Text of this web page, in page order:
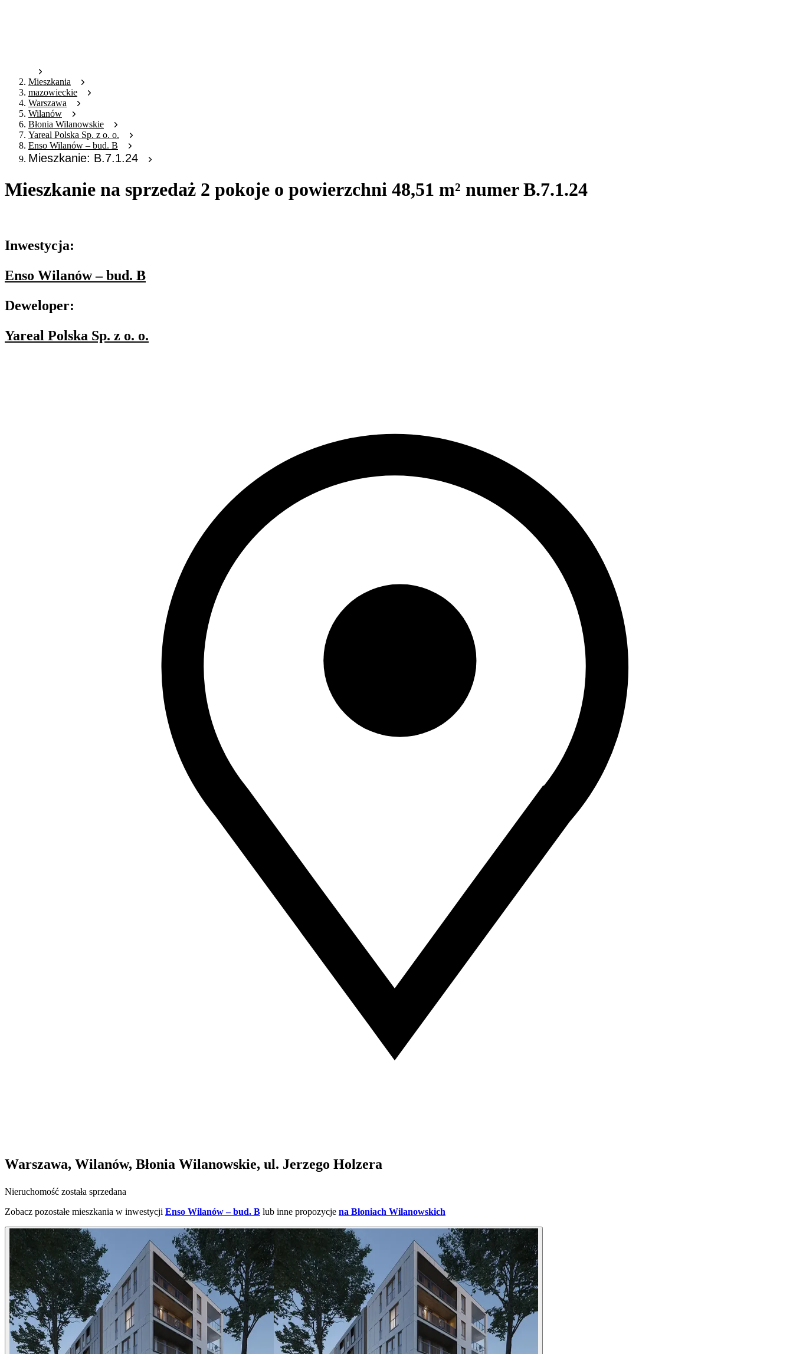
Mieszkania
mazowieckie
Warszawa
Wilanów
Błonia Wilanowskie
Yareal Polska Sp. z o. o.
Enso Wilanów – bud. B
Mieszkanie: B.7.1.24
Mieszkanie na sprzedaż 2 pokoje o powierzchni 48,51 m² numer B.7.1.24
Inwestycja:
Enso Wilanów – bud. B
Deweloper:
Yareal Polska Sp. z o. o.
Warszawa, Wilanów, Błonia Wilanowskie, ul. Jerzego Holzera
Nieruchomość została sprzedana
Zobacz pozostałe mieszkania w inwestycji Enso Wilanów – bud. B lub inne propozycje na Błoniach Wilanowskich